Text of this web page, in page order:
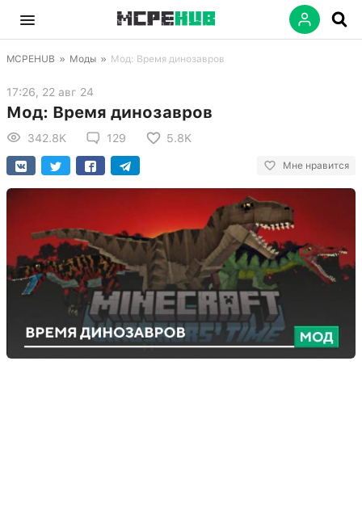
MCPEHUB » Моды » Мод: Время динозавров
17:26, 22 авг 24
Мод: Время динозавров
342.8K 129 5.8K
Мне нравится